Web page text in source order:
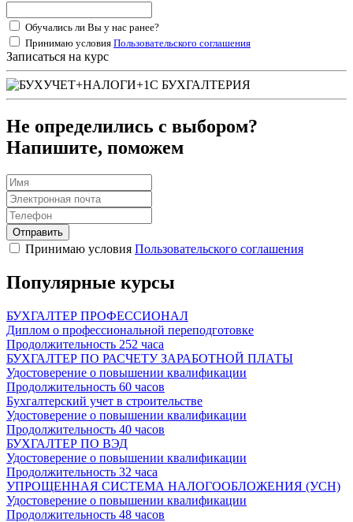
Обучались ли Вы у нас ранее?
Принимаю условия Пользовательского соглашения
Записаться на курс
Не определились с выбором?
Напишите, поможем
Отправить
Принимаю условия Пользовательского соглашения
Популярные курсы
БУХГАЛТЕР ПРОФЕССИОНАЛ
Диплом о профессиональной переподготовке
Продолжительность 252 часа
БУХГАЛТЕР ПО РАСЧЕТУ ЗАРАБОТНОЙ ПЛАТЫ
Удостоверение о повышении квалификации
Продолжительность 60 часов
Бухгалтерский учет в строительстве
Удостоверение о повышении квалификации
Продолжительность 40 часов
БУХГАЛТЕР ПО ВЭД
Удостоверение о повышении квалификации
Продолжительность 32 часа
УПРОЩЕННАЯ СИСТЕМА НАЛОГООБЛОЖЕНИЯ (УСН)
Удостоверение о повышении квалификации
Продолжительность 48 часов